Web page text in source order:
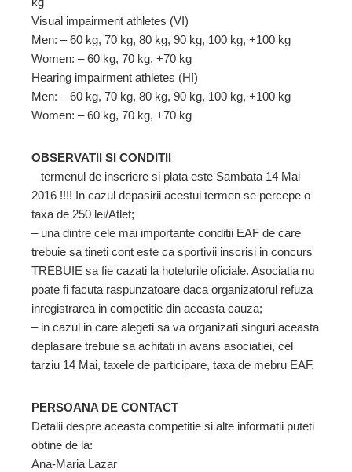
Visual impairment athletes (VI)
Men: – 60 kg, 70 kg, 80 kg, 90 kg, 100 kg, +100 kg
Women: – 60 kg, 70 kg, +70 kg
Hearing impairment athletes (HI)
Men: – 60 kg, 70 kg, 80 kg, 90 kg, 100 kg, +100 kg
Women: – 60 kg, 70 kg, +70 kg
OBSERVATII SI CONDITII
– termenul de inscriere si plata este Sambata 14 Mai
2016 !!!! In cazul depasirii acestui termen se percepe o
taxa de 250 lei/Atlet;
– una dintre cele mai importante conditii EAF de care
trebuie sa tineti cont este ca sportivii inscrisi in concurs
TREBUIE sa fie cazati la hotelurile oficiale. Asociatia nu
poate fi facuta raspunzatoare daca organizatorul refuza
inregistrarea in competitie din aceasta cauza;
– in cazul in care alegeti sa va organizati singuri aceasta
deplasare trebuie sa achitati in avans asociatiei, cel
tarziu 14 Mai, taxele de participare, taxa de mebru EAF.
PERSOANA DE CONTACT
Detalii despre aceasta competitie si alte informatii puteti
obtine de la:
Ana-Maria Lazar